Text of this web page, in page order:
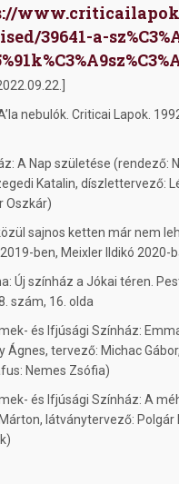
39641-a-
nebulók. Criticai Lapok.
A Nap születése (rendező:
Katalin, díszlettervező:
Oszkár)
sajnos ketten már nem
ben, Meixler Ildikó 2020-
Új színház a Jókai téren.
szám, 16. olda
és Ifjúsági Színház:
Ágnes, tervező: Michac
Nemes Zsófia)
és Ifjúsági Színház: A
látványtervező: Polgár